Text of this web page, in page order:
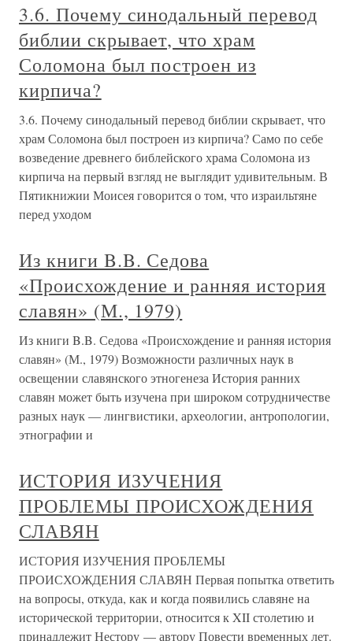
3.6. Почему синодальный перевод
библии скрывает, что храм
Соломона был построен из
кирпича?
3.6. Почему синодальный перевод библии скрывает, что
храм Соломона был построен из кирпича? Само по себе
возведение древнего библейского храма Соломона из
кирпича на первый взгляд не выглядит удивительным. В
Пятикнижии Моисея говорится о том, что израильтяне
перед уходом
Из книги B.B. Седова
«Происхождение и ранняя история
славян» (М., 1979)
Из книги B.B. Седова «Происхождение и ранняя история
славян» (М., 1979) Возможности различных наук в
освещении славянского этногенеза История ранних
славян может быть изучена при широком сотрудничестве
разных наук — лингвистики, археологии, антропологии,
этнографии и
ИСТОРИЯ ИЗУЧЕНИЯ
ПРОБЛЕМЫ ПРОИСХОЖДЕНИЯ
СЛАВЯН
ИСТОРИЯ ИЗУЧЕНИЯ ПРОБЛЕМЫ
ПРОИСХОЖДЕНИЯ СЛАВЯН Первая попытка ответить
на вопросы, откуда, как и когда появились славяне на
исторической территории, относится к XII столетию и
принадлежит Нестору — автору Повести временных лет.